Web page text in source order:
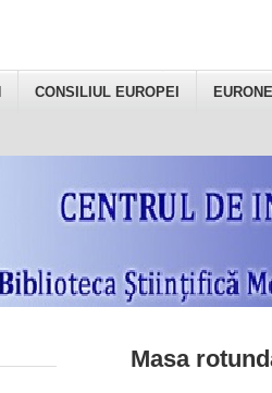
CONSILIUL EUROPEI
Masa